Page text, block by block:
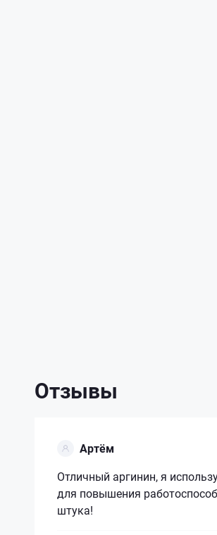
Отзывы
Артём
Отличный аргинин, я
для повышения
штука!